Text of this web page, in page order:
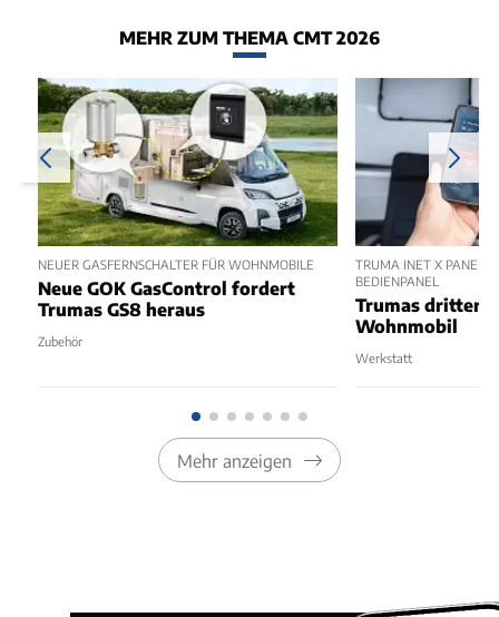
MEHR ZUM THEMA CMT 2026
NEUER GASFERNSCHALTER FÜR WOHNMOBILE
Neue GOK GasControl fordert
Trumas GS8 heraus
Zubehör
TRUMA INET X PANEL 2
BEDIENPANEL
Trumas dritter
Wohnmobil
Werkstatt
Mehr anzeigen